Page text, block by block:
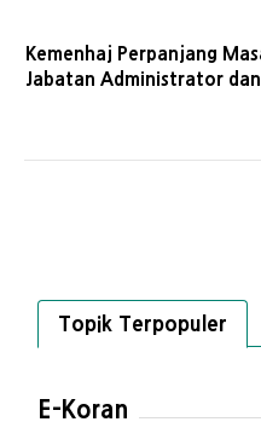
Kemenhaj Perpanjang
Jabatan Administrator
Topik Terpopuler
E-Koran